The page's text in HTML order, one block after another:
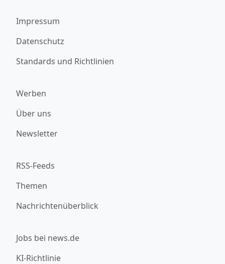
Impressum
Datenschutz
Standards und Richtlinien
Werben
Über uns
Newsletter
RSS-Feeds
Themen
Nachrichtenüberblick
Jobs bei news.de
KI-Richtlinie